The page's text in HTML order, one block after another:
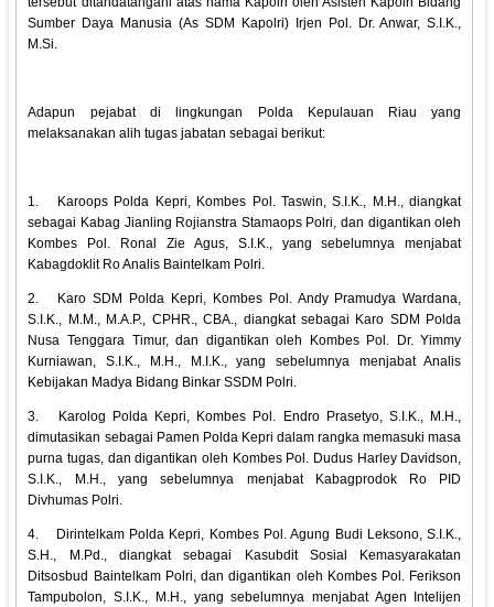
Sumber Daya Manusia (As SDM Kapolri) Irjen Pol. Dr. Anwar, S.I.K.,
M.Si.
Adapun pejabat di lingkungan Polda Kepulauan Riau yang
melaksanakan alih tugas jabatan sebagai berikut:
1.
Karoops Polda Kepri, Kombes Pol. Taswin, S.I.K., M.H., diangkat
sebagai Kabag Jianling Rojianstra Stamaops Polri, dan digantikan oleh
Kombes Pol. Ronal Zie Agus, S.I.K., yang sebelumnya menjabat
Kabagdoklit Ro Analis Baintelkam Polri.
2.
Karo SDM Polda Kepri, Kombes Pol. Andy Pramudya Wardana,
S.I.K., M.M., M.A.P., CPHR., CBA., diangkat sebagai Karo SDM Polda
Nusa Tenggara Timur, dan digantikan oleh Kombes Pol. Dr. Yimmy
Kurniawan, S.I.K., M.H., M.I.K., yang sebelumnya menjabat Analis
Kebijakan Madya Bidang Binkar SSDM Polri.
3.
Karolog Polda Kepri, Kombes Pol. Endro Prasetyo, S.I.K., M.H.,
dimutasikan sebagai Pamen Polda Kepri dalam rangka memasuki masa
purna tugas, dan digantikan oleh Kombes Pol. Dudus Harley Davidson,
S.I.K., M.H., yang sebelumnya menjabat Kabagprodok Ro PID
Divhumas Polri.
4.
Dirintelkam Polda Kepri, Kombes Pol. Agung Budi Leksono, S.I.K.,
S.H., M.Pd., diangkat sebagai Kasubdit Sosial Kemasyarakatan
Ditsosbud Baintelkam Polri, dan digantikan oleh Kombes Pol. Ferikson
Tampubolon, S.I.K., M.H., yang sebelumnya menjabat Agen Intelijen